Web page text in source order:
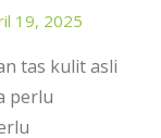
19, 2025
tas kulit asli
perlu